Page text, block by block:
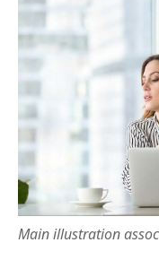
Main illustration